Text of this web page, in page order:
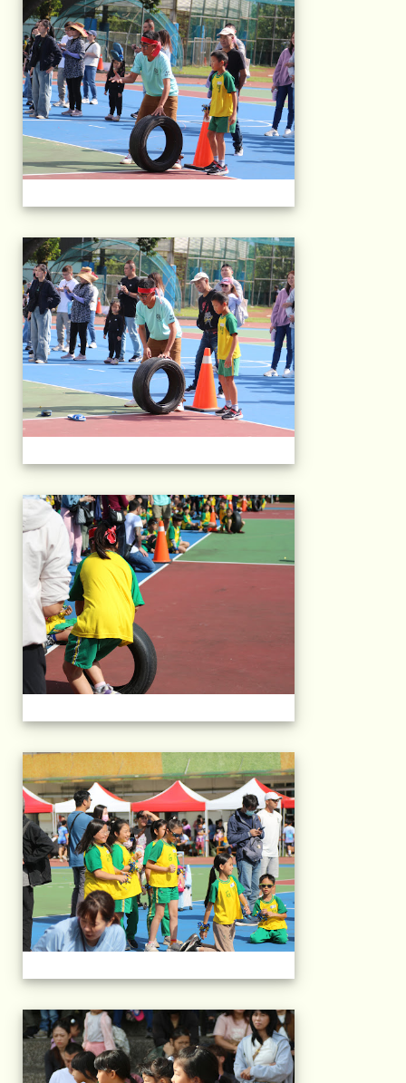
2025運動會相片
2025運動會相片
2025運動會相片